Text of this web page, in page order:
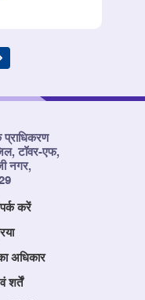
प्राधिकरण
टॉवर-एफ,
नगर,
करें
अधिकार
शर्तें